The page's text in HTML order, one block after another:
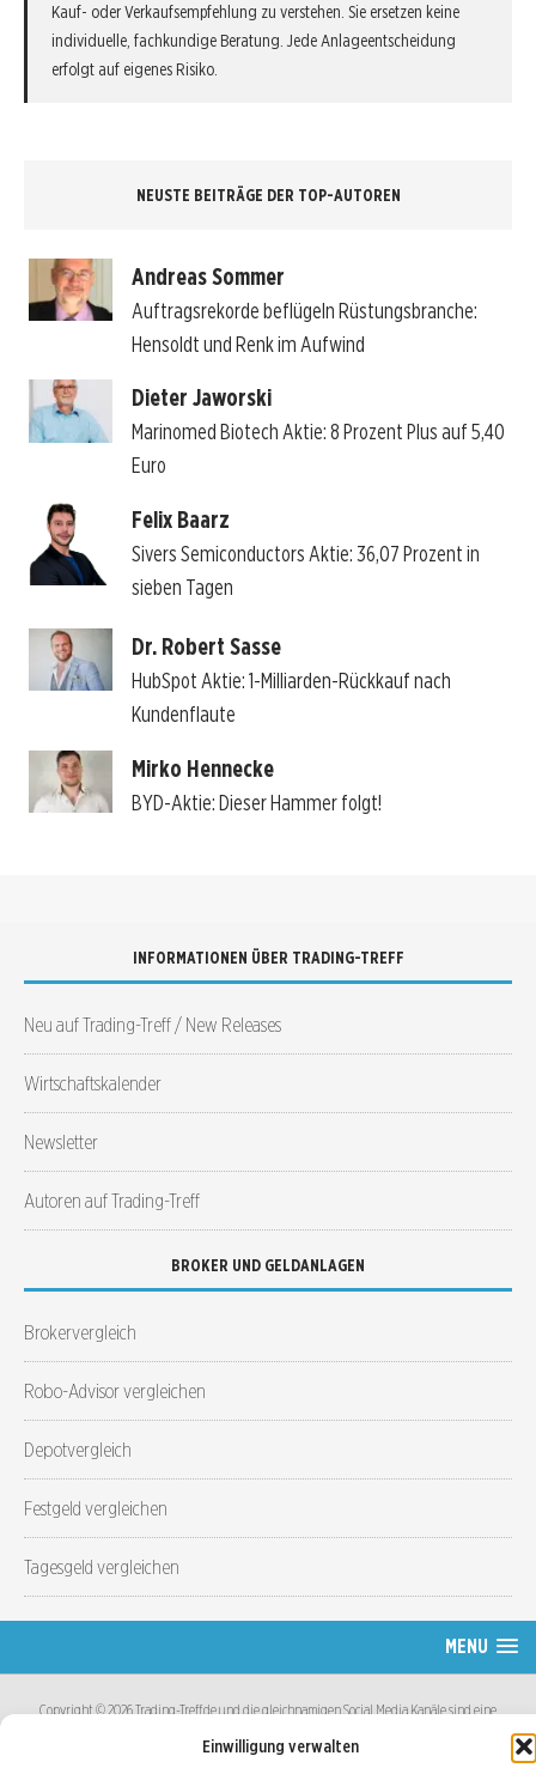
Einwilligung verwalten
Kauf- oder Verkaufsempfehlung zu verstehen. Sie ersetzen keine
individuelle, fachkundige Beratung. Jede Anlageentscheidung
erfolgt auf eigenes Risiko.
NEUSTE BEITRÄGE DER TOP-AUTOREN
Andreas Sommer
Auftragsrekorde beflügeln Rüstungsbranche:
Hensoldt und Renk im Aufwind
Dieter Jaworski
Marinomed Biotech Aktie: 8 Prozent Plus auf 5,40
Euro
Felix Baarz
Sivers Semiconductors Aktie: 36,07 Prozent in
sieben Tagen
Dr. Robert Sasse
HubSpot Aktie: 1-Milliarden-Rückkauf nach
Kundenflaute
Mirko Hennecke
BYD-Aktie: Dieser Hammer folgt!
INFORMATIONEN ÜBER TRADING-TREFF
Neu auf Trading-Treff / New Releases
Wirtschaftskalender
Newsletter
Autoren auf Trading-Treff
BROKER UND GELDANLAGEN
Brokervergleich
Robo-Advisor vergleichen
Depotvergleich
Festgeld vergleichen
Tagesgeld vergleichen
MENU
Copyright © 2026 Trading-Treff.de und die gleichnamigen Social Media Kanäle sind eine